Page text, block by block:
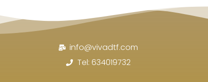
info@vivadtf.com
Tel: 634019732